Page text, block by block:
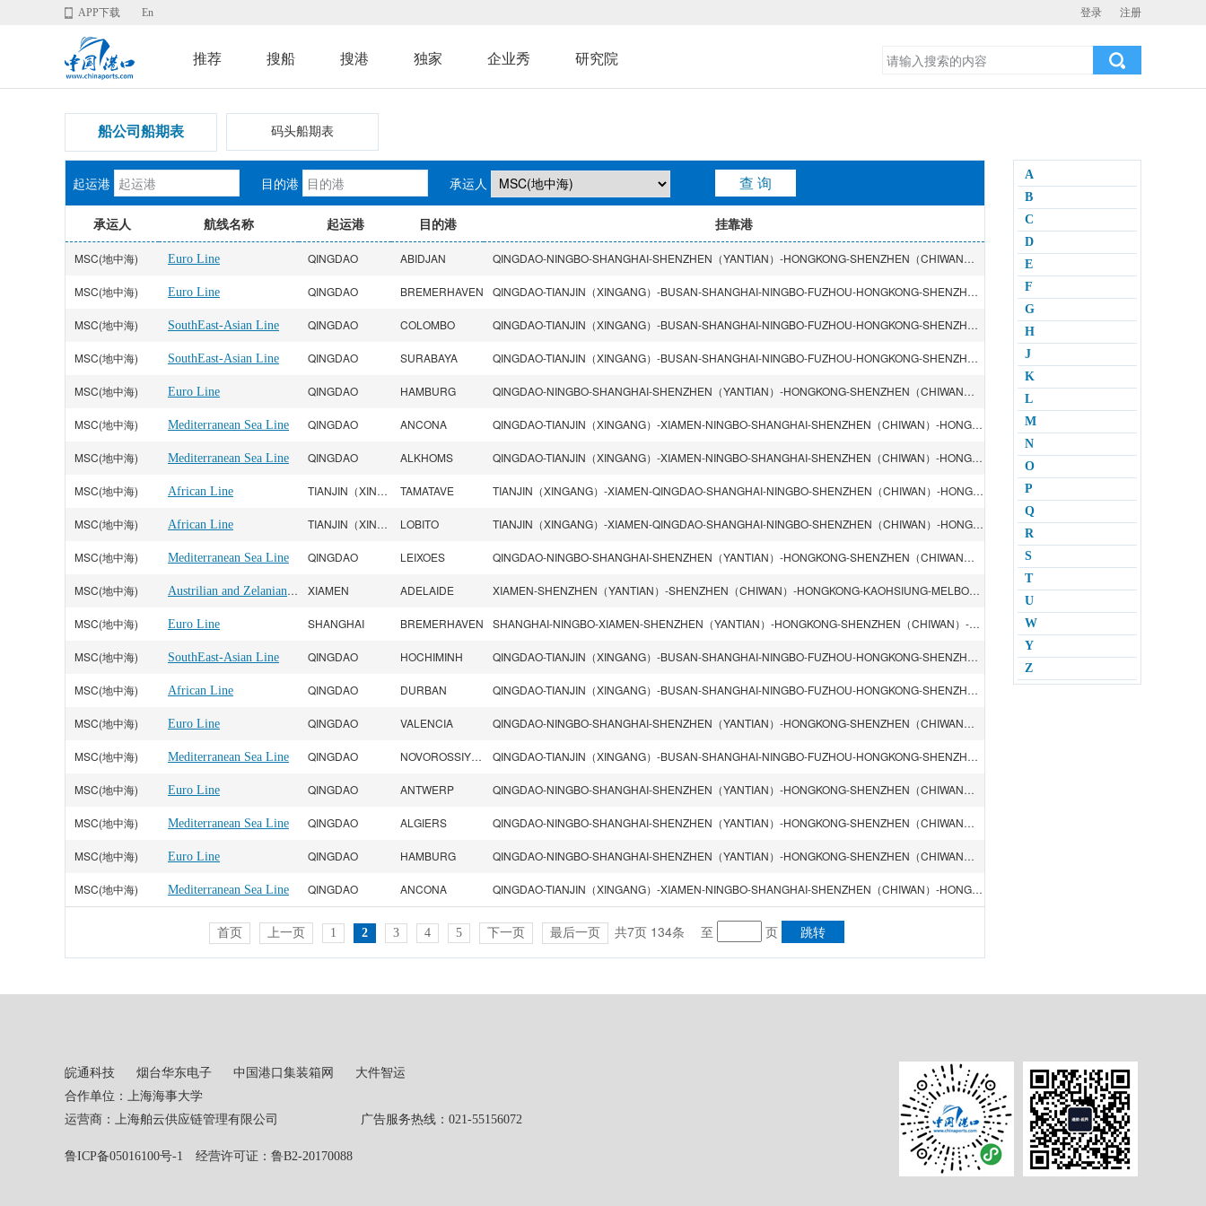
登录 注册
APP下载 En
推荐 搜船 搜港 独家 企业秀 研究院
船公司船期表 码头船期表
起运港 目的港 承运人
承运人 航线名称 起运港 目的港 挂靠港
MSC(地中海) Euro Line QINGDAO ABIDJAN QINGDAO-NINGBO-SHANGHAI-SHENZHEN（YANTIAN）-HONGKONG-SHENZHEN（CHIWAN）-SINGAPORE-VALENCIA-LE HAVRE-ABIDJAN
MSC(地中海) Euro Line QINGDAO BREMERHAVEN QINGDAO-TIANJIN（XINGANG）-BUSAN-SHANGHAI-NINGBO-FUZHOU-HONGKONG-SHENZHEN（CHIWAN）-SINGAPORE-VALENCIA-LE HAVRE-HAMBURG-BREMERHAVEN
MSC(地中海) SouthEast-Asian Line QINGDAO COLOMBO QINGDAO-TIANJIN（XINGANG）-BUSAN-SHANGHAI-NINGBO-FUZHOU-HONGKONG-SHENZHEN（CHIWAN）-SINGAPORE-LAEM CHABANG-COLOMBO
MSC(地中海) SouthEast-Asian Line QINGDAO SURABAYA QINGDAO-TIANJIN（XINGANG）-BUSAN-SHANGHAI-NINGBO-FUZHOU-HONGKONG-SHENZHEN（CHIWAN）-SINGAPORE-SEMARANG-SURABAYA
MSC(地中海) Euro Line QINGDAO HAMBURG QINGDAO-NINGBO-SHANGHAI-SHENZHEN（YANTIAN）-HONGKONG-SHENZHEN（CHIWAN）-SINGAPORE-VALENCIA-LE HAVRE-HAMBURG
MSC(地中海) Mediterranean Sea Line QINGDAO ANCONA QINGDAO-TIANJIN（XINGANG）-XIAMEN-NINGBO-SHANGHAI-SHENZHEN（CHIWAN）-HONGKONG-GIOIA TAURO-VENICE-ANCONA
MSC(地中海) Mediterranean Sea Line QINGDAO ALKHOMS QINGDAO-TIANJIN（XINGANG）-XIAMEN-NINGBO-SHANGHAI-SHENZHEN（CHIWAN）-HONGKONG-GIOIA TAURO-BENGHAZI-ALKHOMS
MSC(地中海) African Line TIANJIN（XINGANG） TAMATAVE TIANJIN（XINGANG）-XIAMEN-QINGDAO-SHANGHAI-NINGBO-SHENZHEN（CHIWAN）-HONGKONG-PORT LOUIS-PTE DES GALETS-MOMBASA-DAR ES SALAAM-TAMATAVE
MSC(地中海) African Line TIANJIN（XINGANG） LOBITO TIANJIN（XINGANG）-XIAMEN-QINGDAO-SHANGHAI-NINGBO-SHENZHEN（CHIWAN）-HONGKONG-PORT LOUIS-DURBAN-LUANDA-LOBITO
MSC(地中海) Mediterranean Sea Line QINGDAO LEIXOES QINGDAO-NINGBO-SHANGHAI-SHENZHEN（YANTIAN）-HONGKONG-SHENZHEN（CHIWAN）-SINGAPORE-VALENCIA-LISBON-LEIXOES
MSC(地中海) Austrilian and Zelanian Line XIAMEN ADELAIDE XIAMEN-SHENZHEN（YANTIAN）-SHENZHEN（CHIWAN）-HONGKONG-KAOHSIUNG-MELBOURNE-ADELAIDE
MSC(地中海) Euro Line SHANGHAI BREMERHAVEN SHANGHAI-NINGBO-XIAMEN-SHENZHEN（YANTIAN）-HONGKONG-SHENZHEN（CHIWAN）-SINGAPORE-LE HAVRE-HAMBURG-BREMERHAVEN
MSC(地中海) SouthEast-Asian Line QINGDAO HOCHIMINH QINGDAO-TIANJIN（XINGANG）-BUSAN-SHANGHAI-NINGBO-FUZHOU-HONGKONG-SHENZHEN（CHIWAN）-SINGAPORE-PASIR GUDANG-HOCHIMINH
MSC(地中海) African Line QINGDAO DURBAN QINGDAO-TIANJIN（XINGANG）-BUSAN-SHANGHAI-NINGBO-FUZHOU-HONGKONG-SHENZHEN（CHIWAN）-SINGAPORE-PORT LOUIS-DURBAN
MSC(地中海) Euro Line QINGDAO VALENCIA QINGDAO-NINGBO-SHANGHAI-SHENZHEN（YANTIAN）-HONGKONG-SHENZHEN（CHIWAN）-SINGAPORE-GIOIA TAURO-NAPLES-LA SPEZIA-FOS-BARCELONA-VALENCIA
MSC(地中海) Mediterranean Sea Line QINGDAO NOVOROSSIYSK QINGDAO-TIANJIN（XINGANG）-BUSAN-SHANGHAI-NINGBO-FUZHOU-HONGKONG-SHENZHEN（CHIWAN）-SINGAPORE-JEDDAH-ISTANBUL-VARNA-NOVOROSSIYSK
MSC(地中海) Euro Line QINGDAO ANTWERP QINGDAO-NINGBO-SHANGHAI-SHENZHEN（YANTIAN）-HONGKONG-SHENZHEN（CHIWAN）-SINGAPORE-FELIXSTOWE-ROTTERDAM-ANTWERP
MSC(地中海) Mediterranean Sea Line QINGDAO ALGIERS QINGDAO-NINGBO-SHANGHAI-SHENZHEN（YANTIAN）-HONGKONG-SHENZHEN（CHIWAN）-SINGAPORE-VALENCIA-LISBON-LEIXOES-CASABLANCA-TUNIS-ALGIERS
MSC(地中海) Euro Line QINGDAO HAMBURG QINGDAO-NINGBO-SHANGHAI-SHENZHEN（YANTIAN）-HONGKONG-SHENZHEN（CHIWAN）-SINGAPORE-VALENCIA-LE HAVRE-HAMBURG
MSC(地中海) Mediterranean Sea Line QINGDAO ANCONA QINGDAO-TIANJIN（XINGANG）-XIAMEN-NINGBO-SHANGHAI-SHENZHEN（CHIWAN）-HONGKONG-GIOIA TAURO-VENICE-ANCONA
首页 上一页 1 2 3 4 5 下一页 最后一页 共7页 134条 至 页
A
B
C
D
E
F
G
H
J
K
L
M
N
O
P
Q
R
S
T
U
W
Y
Z
皖通科技 烟台华东电子 中国港口集装箱网
大件智运
合作单位：上海海事大学
运营商：上海舶云供应链管理有限公司 广告服务热线：021-55156072
鲁ICP备05016100号-1 经营许可证：鲁B2-20170088